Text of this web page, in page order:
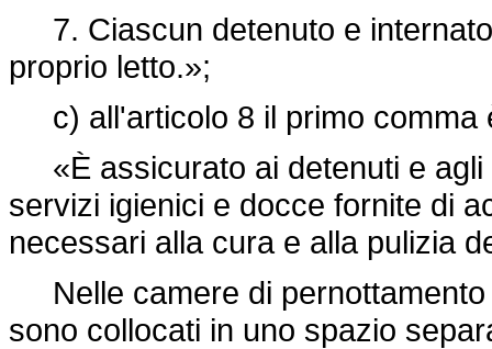
7. Ciascun detenuto e
proprio letto.»;
c) all'articolo 8 il primo comma
«È assicurato ai detenuti e agli
servizi igienici e docce fornite di
necessari alla cura e alla pulizia
Nelle camere di pernottamento
sono collocati in uno spazio